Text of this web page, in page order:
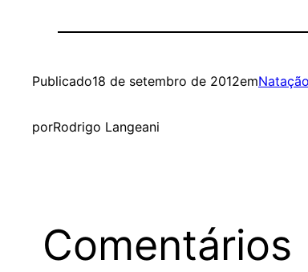
Publicado18 de setembro de 2012emNatação
porRodrigo Langeani
Comentários